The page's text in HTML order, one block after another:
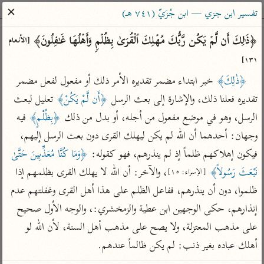
ساهم معنا في نشر القرآن والعلم الشرعي
الباحث القرآني
بحث مصاحف
Type 2 or more characters for results.
Type 1 or more
characters for results.
أمّهات
تفسير الطبري
تفسير ابن كثير
تفسير القرطبي
تفسير البغوي
عامّة
فتح البيان للقنوجي
فتح القدير للشوكاني
تفسير ابن جزي
موسوعات
معاصرة
الميسر
المختصر في
التفسير
تفسير السعدي
تفسير ابن جزي — ابن جُزَيّ (٧٤١ هـ)
✕
﴿ذَ ٰ⁠لِكَ أَن لَّمۡ یَكُن رَّبُّكَ مُهۡلِكَ ٱلۡقُرَىٰ بِظُلۡمࣲ وَأَهۡلُهَا غَـٰفِلُونَ﴾
١٣١]
﴿ذٰلِكَ﴾
خبر ابتداء مضمر تقديره الأمر ذلك أو مفعول لفعل مضمر
تقديره فعلنا ذلك، والإشارة إلى بعث الرسل ﴿أَن لَّمْ يَكُنْ﴾
الرسل، وهو في موضع مفعول من أجله، أو بدل من ذلك ﴿بِظُلْمٍ﴾
فيكون إهلاكهم ظلماً إذ لم ينذرهم، فهو كقوله:
نَبْعَثَ رَسُولاً﴾ [الإسراء: ١٥]
على مذهب المعتزلة، ولا يصح على مذهب أهل السنة، لأن الله لو
أهلك عباده بغير ذنب: لم يكن ظالماً عندهم.